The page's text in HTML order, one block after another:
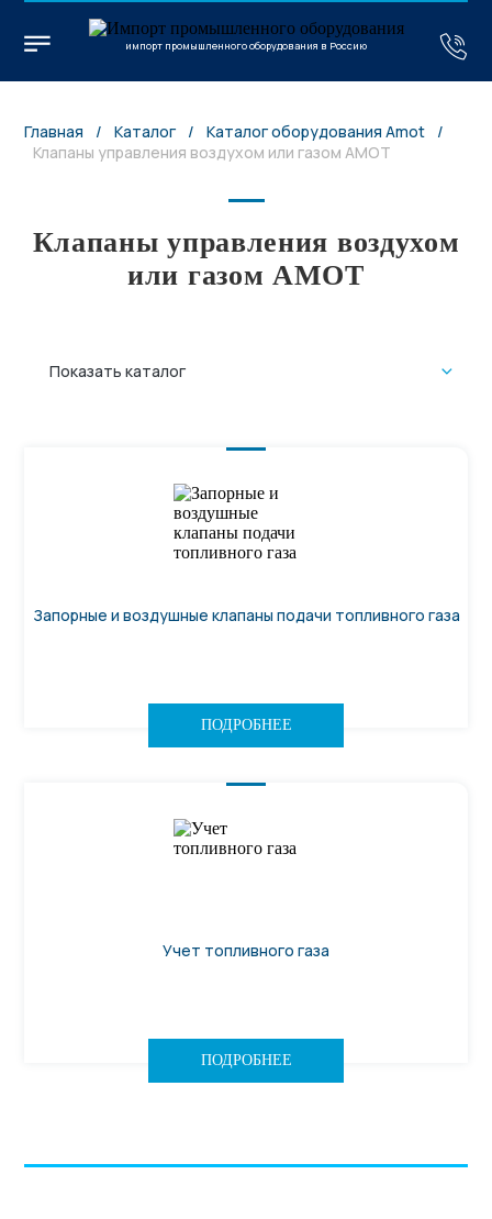
импорт промышленного оборудования в Россию
Главная / Каталог / Каталог оборудования Amot
/
Клапаны управления воздухом или газом AMOT
Клапаны управления воздухом
или газом AMOT
Показать каталог
Запорные и воздушные клапаны подачи топливного газа
ПОДРОБНЕЕ
Учет топливного газа
ПОДРОБНЕЕ